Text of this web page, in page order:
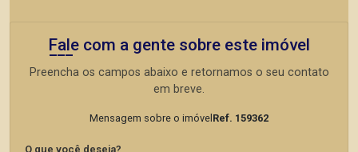
Fale com a gente sobre este imóvel
Preencha os campos abaixo e retornamos o seu contato
em breve.
Mensagem sobre o imóvelRef. 159362
O que você deseja?